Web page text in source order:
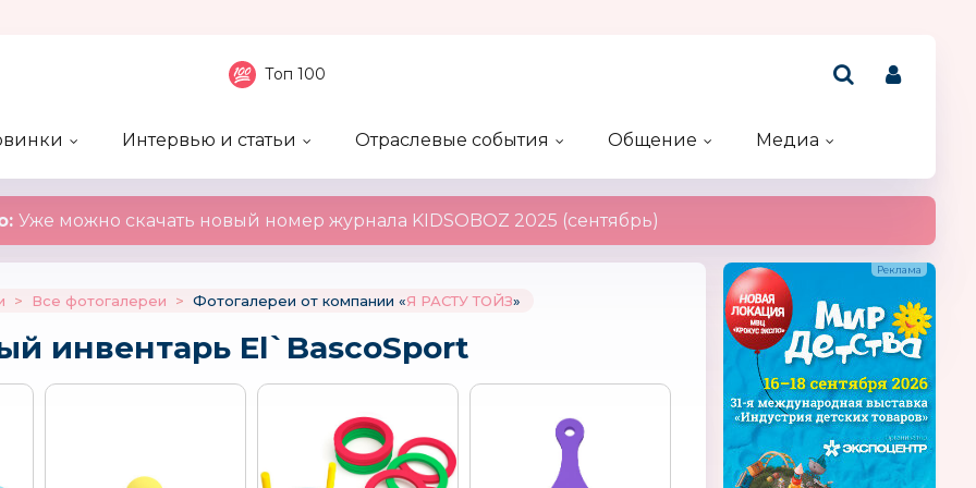
Топ 100
Интервью и статьи
Отраслевые события
Общение
Медиа
Уже можно скачать новый номер журнала KIDSOBOZ 2025 (сентябрь)
> Все фотогалереи > Фотогалереи от компании «Я РАСТУ ТОЙЗ»
инвентарь El`BascoSport